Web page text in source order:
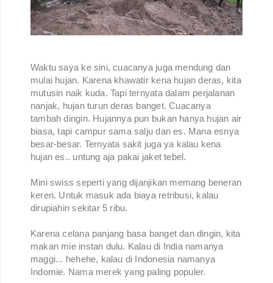
Waktu saya ke sini, cuacanya juga mendung dan
mulai hujan. Karena khawatir kena hujan deras, kita
mutusin naik kuda. Tapi ternyata dalam perjalanan
nanjak, hujan turun deras banget. Cuacanya
tambah dingin. Hujannya pun bukan hanya hujan air
biasa, tapi campur sama salju dan es. Mana esnya
besar-besar. Ternyata sakit juga ya kalau kena
hujan es.. untung aja pakai jaket tebel.
Mini swiss seperti yang dijanjikan memang beneran
keren. Untuk masuk ada biaya retribusi, kalau
dirupiahin sekitar 5 ribu.
Karena celana panjang basa banget dan dingin, kita
makan mie instan dulu. Kalau di India namanya
maggi... hehehe, kalau di Indonesia namanya
Indomie. Nama merek yang paling populer.